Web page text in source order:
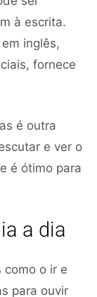
à escrita.
inglês,
fornece
é outra
e ver o
é ótimo para
a dia
como o ir e
para ouvir